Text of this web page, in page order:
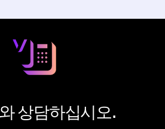
상담하십시오.